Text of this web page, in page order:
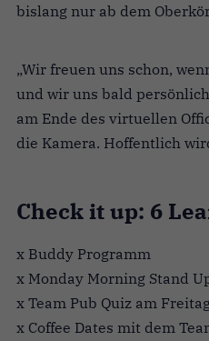
bislang nur ab dem
„Wir freuen uns schon,
und wir uns bald
am Ende des virtuellen
die Kamera. Hoffentlich
Check it up: 6
x Buddy Programm
x Monday Morning Stand
x Team Pub Quiz am
x Coffee Dates mit dem